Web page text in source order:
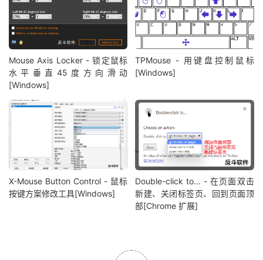
Mouse Axis Locker - 锁定鼠标
水平垂直45度方向滑动
[Windows]
TPMouse - 用键盘控制鼠标
[Windows]
X-Mouse Button Control - 鼠标
按键方案修改工具[Windows]
Double-click to... - 在页面双击
新建、关闭标签页、回到页面顶
部[Chrome 扩展]